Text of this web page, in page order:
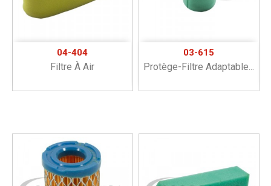
04-404
Filtre À Air
03-615
Protège-Filtre Adaptable...